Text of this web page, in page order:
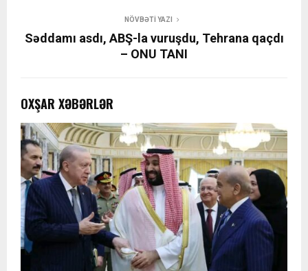
NÖVBƏTI YAZI
Səddamı asdı, ABŞ-la vuruşdu, Tehrana qaçdı
– ONU TANI
OXŞAR XƏBƏRLƏR